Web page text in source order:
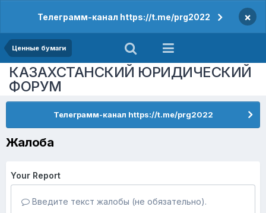
Телеграмм-канал https://t.me/prg2022 ×
Ценные бумаги
КАЗАХСТАНСКИЙ ЮРИДИЧЕСКИЙ
ФОРУМ
Телеграмм-канал https://t.me/prg2022
Жалоба
Your Report
Введите текст жалобы (не обязательно).